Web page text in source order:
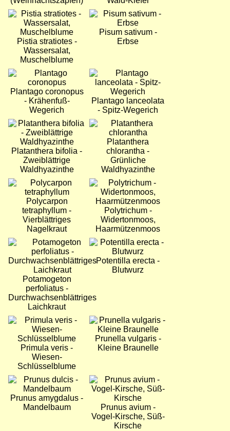
Bild
Pistia stratiotes -
Wassersalat,
Muschelblume
Bild
Pisum sativum -
Erbse
Bild
Plantago coronopus
- Krähenfuß-
Wegerich
Bild
Plantago lanceolata
- Spitz-Wegerich
Bild
Platanthera bifolia -
Zweiblättrige
Waldhyazinthe
Bild
Platanthera
chlorantha -
Grünliche
Waldhyazinthe
Bild
Polycarpon
tetraphyllum -
Vierblättriges
Nagelkraut
Bild
Polytrichum -
Widertonmoos,
Haarmützenmoos
Bild
Potamogeton
perfoliatus -
Durchwachsenblättriges
Laichkraut
Bild
Potentilla erecta -
Blutwurz
Bild
Primula veris -
Wiesen-
Schlüsselblume
Bild
Prunella vulgaris -
Kleine Braunelle
Bild
Prunus amygdalus -
Mandelbaum
Bild
Prunus avium -
Vogel-Kirsche, Süß-
Kirsche